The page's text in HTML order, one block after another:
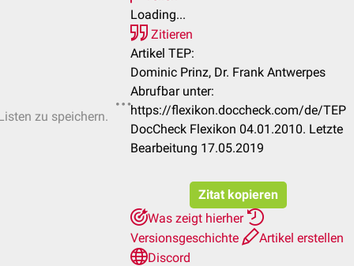
zu speichern.
Loading...
Zitieren
Artikel TEP:
Dominic Prinz, Dr. Frank Antwerpes
Abrufbar unter:
https://flexikon.doccheck.com/de/TEP
DocCheck Flexikon 04.01.2010. Letzte
Bearbeitung 17.05.2019
Zitat kopieren
Was zeigt hierher
Versionsgeschichte
Artikel erstellen
Discord